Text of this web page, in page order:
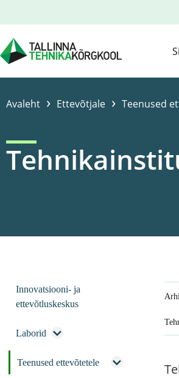
Avaleht › Ettevõtjale › Teenused
Innovatsiooni- ja
ettevõtluskeskus
Laborid
Teenused ettevõtetele